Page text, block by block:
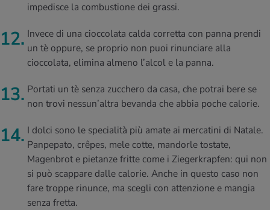
impedisce la combustione dei grassi.
Invece di una cioccolata calda corretta con panna prendi
un tè oppure, se proprio non puoi rinunciare alla
cioccolata, elimina almeno l’alcol e la panna.
Portati un tè senza zucchero da casa, che potrai bere se
non trovi nessun’altra bevanda che abbia poche calorie.
I dolci sono le specialità più amate ai mercatini di Natale.
Panpepato, crêpes, mele cotte, mandorle tostate,
Magenbrot e pietanze fritte come i Ziegerkrapfen: qui non
si può scappare dalle calorie. Anche in questo caso non
fare troppe rinunce, ma scegli con attenzione e mangia
senza fretta.